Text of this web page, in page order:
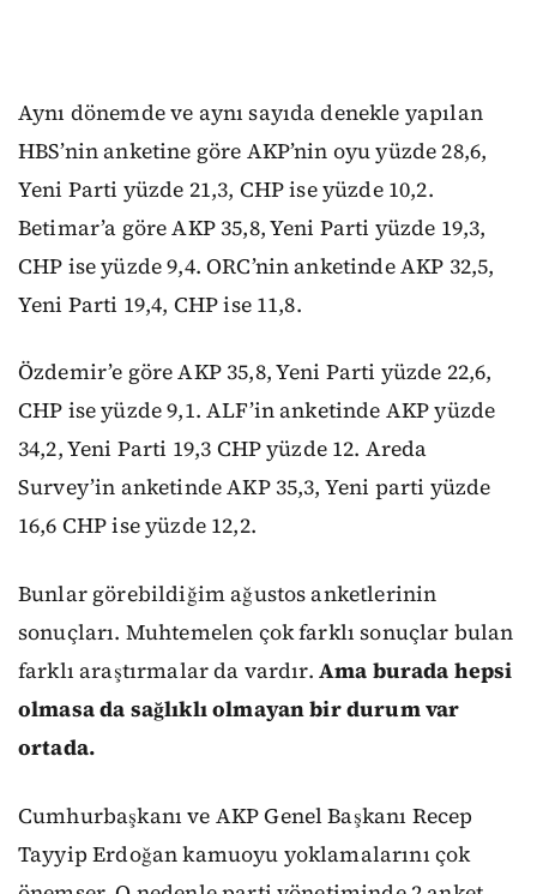
Aynı dönemde ve aynı sayıda denekle yapılan
HBS’nin anketine göre AKP’nin oyu yüzde 28,6,
Yeni Parti yüzde 21,3, CHP ise yüzde 10,2.
Betimar’a göre AKP 35,8, Yeni Parti yüzde 19,3,
CHP ise yüzde 9,4. ORC’nin anketinde AKP 32,5,
Yeni Parti 19,4, CHP ise 11,8.
Özdemir’e göre AKP 35,8, Yeni Parti yüzde 22,6,
CHP ise yüzde 9,1. ALF’in anketinde AKP yüzde
34,2, Yeni Parti 19,3 CHP yüzde 12. Areda
Survey’in anketinde AKP 35,3, Yeni parti yüzde
16,6 CHP ise yüzde 12,2.
Bunlar görebildiğim ağustos anketlerinin
sonuçları. Muhtemelen çok farklı sonuçlar bulan
farklı araştırmalar da vardır. Ama burada hepsi
olmasa da sağlıklı olmayan bir durum var
ortada.
Cumhurbaşkanı ve AKP Genel Başkanı Recep
Tayyip Erdoğan kamuoyu yoklamalarını çok